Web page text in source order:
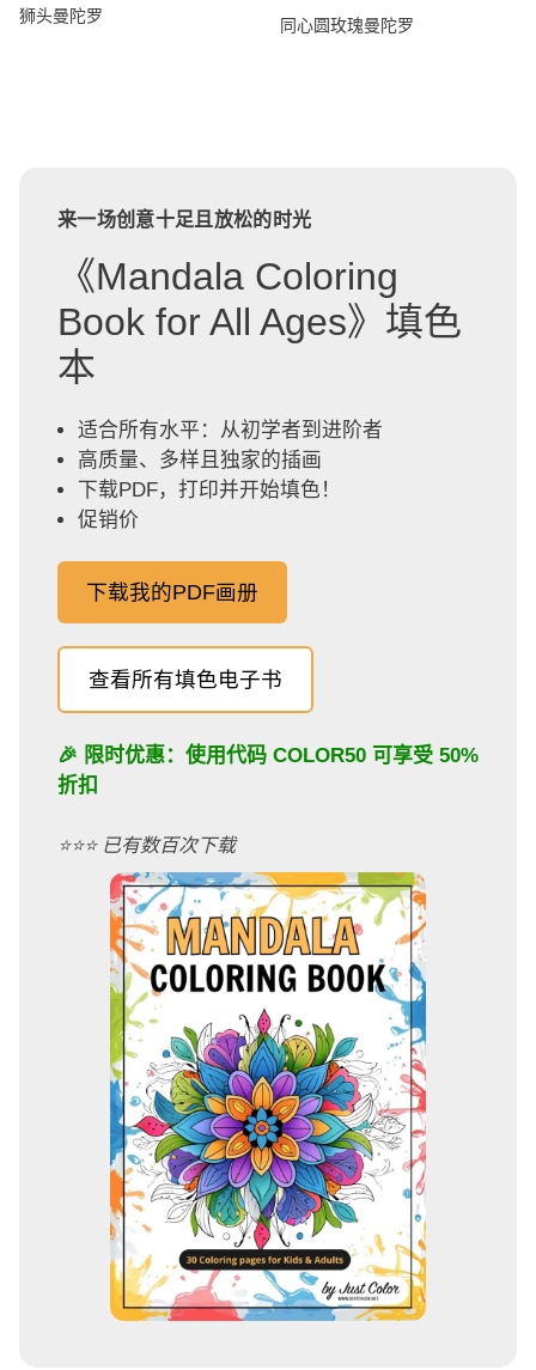
狮头曼陀罗 同心圆玫瑰曼陀罗
来一场创意十足且放松的时光
《Mandala Coloring
Book for All Ages》填色
本
适合所有水平：从初学者到进阶者
高质量、多样且独家的插画
下载PDF，打印并开始填色！
促销价
下载我的PDF画册
查看所有填色电子书
🎉 限时优惠：使用代码 COLOR50 可享受 50%
折扣
⭐️⭐️⭐️ 已有数百次下载